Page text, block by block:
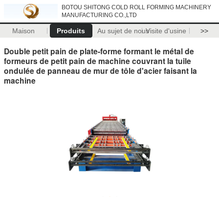
BOTOU SHITONG COLD ROLL FORMING MACHINERY
MANUFACTURING CO.,LTD
Maison Produits Au sujet de nousVisite d'usine >>
Double petit pain de plate-forme formant le métal de
formeurs de petit pain de machine couvrant la tuile
ondulée de panneau de mur de tôle d'acier faisant la
machine